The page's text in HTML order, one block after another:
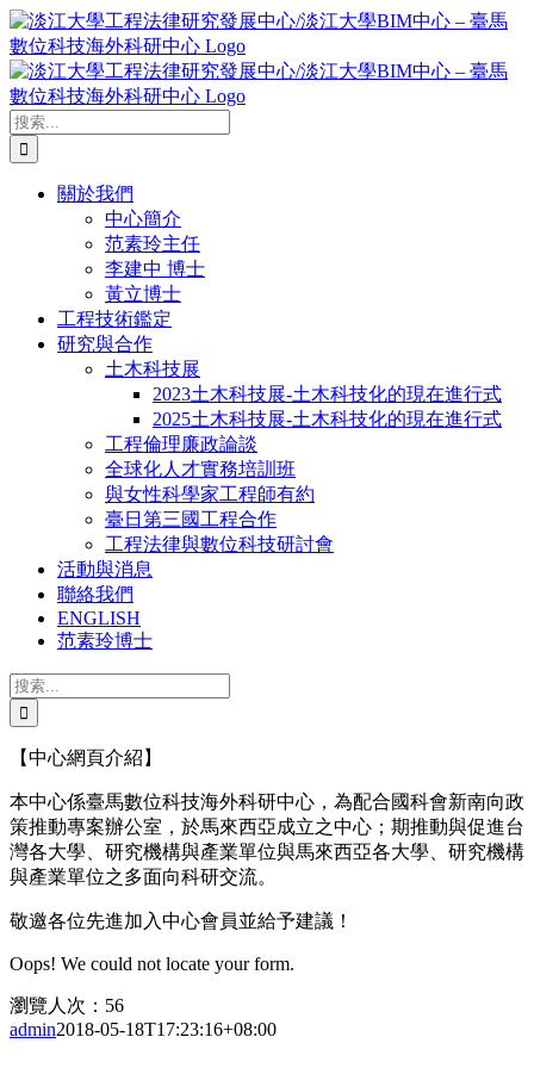
Skip
to
content
搜
索
結
果：
關於我們
中心簡介
范素玲主任
李建中 博士
黃立博士
工程技術鑑定
研究與合作
土木科技展
2023土木科技展-土木科技化的現在進行式
2025土木科技展-土木科技化的現在進行式
工程倫理廉政論談
全球化人才實務培訓班
與女性科學家工程師有約
臺日第三國工程合作
工程法律與數位科技研討會
活動與消息
聯絡我們
ENGLISH
范素玲博士
搜
索
結
果：
【中心網頁介紹】
本中心係臺馬數位科技海外科研中心，為配合國科會新南向政
策推動專案辦公室，於馬來西亞成立之中心；期推動與促進台
灣各大學、研究機構與產業單位與馬來西亞各大學、研究機構
與產業單位之多面向科研交流。
敬邀各位先進加入中心會員並給予建議！
Oops! We could not locate your form.
瀏覽人次：56
admin2018-05-18T17:23:16+08:00